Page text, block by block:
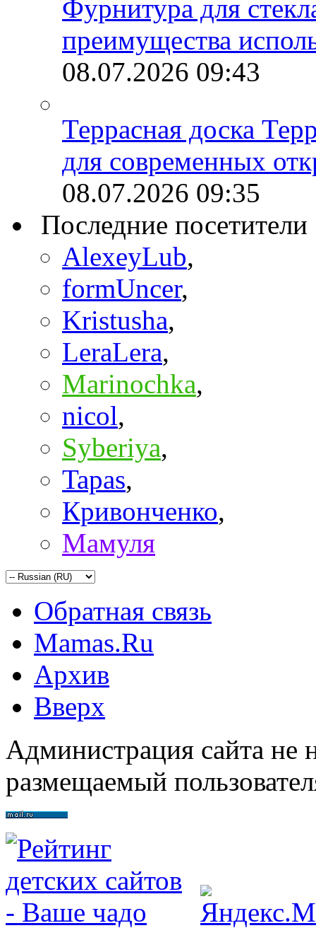
Фурнитура для
преимущества
08.07.2026 09:43
Террасная доска
для современных
08.07.2026 09:35
Последние посетители
AlexeyLub,
formUncer,
Kristusha,
LeraLera,
Marinochka,
nicol,
Syberiya,
Tapas,
Кривонченко,
Мамуля
Обратная связь
Mamas.Ru
Архив
Вверх
Администрация сайта не
размещаемый